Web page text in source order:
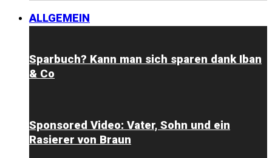
ALLGEMEIN
Sparbuch? Kann man sich sparen dank Iban
& Co
Sponsored Video: Vater, Sohn und ein
Rasierer von Braun